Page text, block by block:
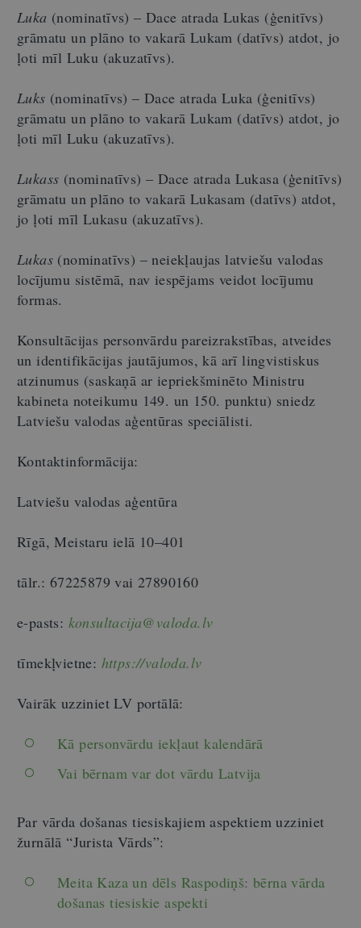
Luka (nominatīvs) – Dace atrada Lukas (ģenitīvs)
grāmatu un plāno to vakarā Lukam (datīvs) atdot, jo
ļoti mīl Luku (akuzatīvs).
Luks (nominatīvs) – Dace atrada Luka (ģenitīvs)
grāmatu un plāno to vakarā Lukam (datīvs) atdot, jo
ļoti mīl Luku (akuzatīvs).
Lukass (nominatīvs) – Dace atrada Lukasa (ģenitīvs)
grāmatu un plāno to vakarā Lukasam (datīvs) atdot,
jo ļoti mīl Lukasu (akuzatīvs).
Lukas (nominatīvs) – neiekļaujas latviešu valodas
locījumu sistēmā, nav iespējams veidot locījumu
formas.
Konsultācijas personvārdu pareizrakstības, atveides
un identifikācijas jautājumos, kā arī lingvistiskus
atzinumus (saskaņā ar iepriekšminēto Ministru
kabineta noteikumu 149. un 150. punktu) sniedz
Latviešu valodas aģentūras speciālisti.
Kontaktinformācija:
Latviešu valodas aģentūra
Rīgā, Meistaru ielā 10–401
tālr.: 67225879 vai 27890160
e-pasts: konsultacija@valoda.lv
tīmekļvietne: https://valoda.lv
Vairāk uzziniet LV portālā:
Kā personvārdu iekļaut kalendārā
Vai bērnam var dot vārdu Latvija
Par vārda došanas tiesiskajiem aspektiem uzziniet
žurnālā “Jurista Vārds”:
Meita Kaza un dēls Raspodiņš: bērna vārda
došanas tiesiskie aspekti